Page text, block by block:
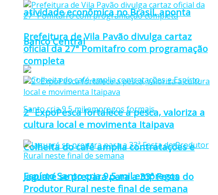
atividade econômica no Brasil, aponta
Banco Central
Colheita do café amplia contratações e
Espírto Santo cria 9,5 mil empregos
Prefeitura de Vila Pavão divulga cartaz
oficial da 27ª Pomitafro com programação
completa
2ª ExpoPesca fortalece a pesca, valoriza a
cultura local e movimenta Itaipava
Jaguaré se prepara para a 33ª Festa do
Produtor Rural neste final de semana